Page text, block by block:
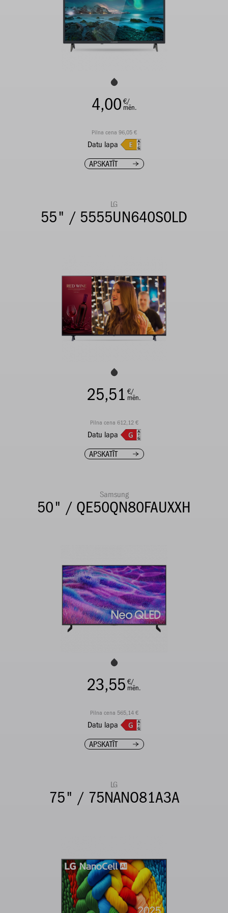
4,00 €/
mēn.
Pilna cena 96,05 €
Datu lapa
APSKATĪT
LG
55" / 5555UN640S0LD
25,51 €/
mēn.
Pilna cena 612,12 €
Datu lapa
APSKATĪT
Samsung
50" / QE50QN80FAUXXH
23,55 €/
mēn.
Pilna cena 565,14 €
Datu lapa
APSKATĪT
LG
75" / 75NANO81A3A